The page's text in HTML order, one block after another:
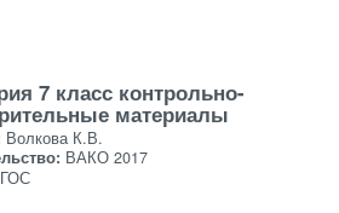
7 класс контрольно-
материалы
Волкова К.В.
ВАКО 2017